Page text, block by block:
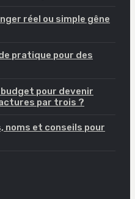
réel ou simple gêne
pratique pour des
pour devenir
par trois ?
noms et conseils pour